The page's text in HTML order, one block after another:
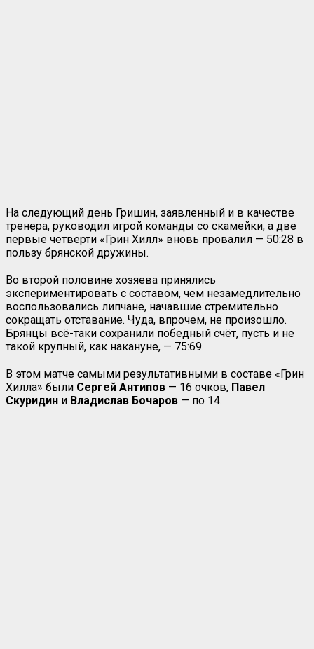
На следующий день Гришин, заявленный и в качестве
тренера, руководил игрой команды со скамейки, а две
первые четверти «Грин Хилл» вновь провалил — 50:28 в
пользу брянской дружины.
Во второй половине хозяева принялись
экспериментировать с составом, чем незамедлительно
воспользовались липчане, начавшие стремительно
сокращать отставание. Чуда, впрочем, не произошло.
Брянцы всё-таки сохранили победный счёт, пусть и не
такой крупный, как накануне, — 75:69.
В этом матче самыми результативными в составе «Грин
Хилла» были Сергей Антипов — 16 очков, Павел
Скуридин и Владислав Бочаров — по 14.